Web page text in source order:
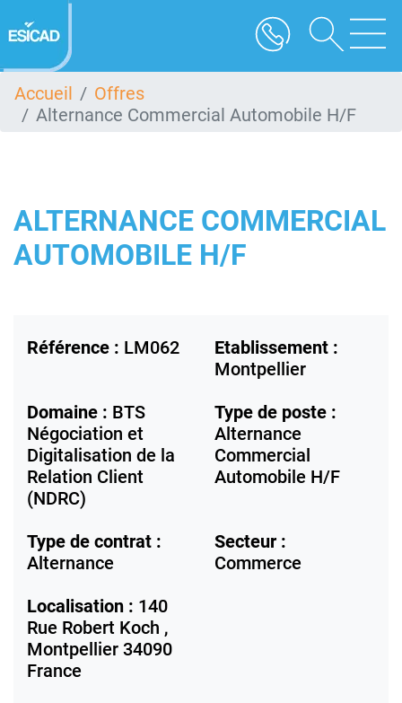
au
contenu
Accueil
Offres
Alternance Commercial Automobile H/F
ALTERNANCE COMMERCIAL
AUTOMOBILE H/F
Référence : LM062
Etablissement :
Montpellier
Domaine : BTS
Négociation et
Digitalisation de la
Relation Client
(NDRC)
Type de poste :
Alternance
Commercial
Automobile H/F
Type de contrat :
Alternance
Secteur :
Commerce
Localisation : 140
Rue Robert Koch ,
Montpellier 34090
France